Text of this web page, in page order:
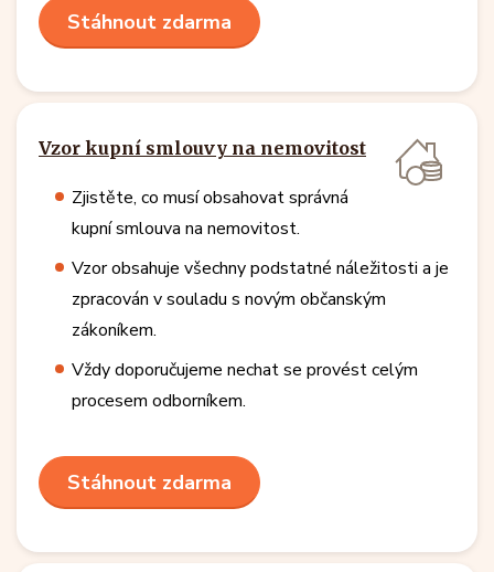
Stáhnout zdarma
Vzor kupní smlouvy na nemovitost
Zjistěte, co musí obsahovat správná
kupní smlouva na nemovitost.
Vzor obsahuje všechny podstatné náležitosti a je
zpracován v souladu s novým občanským
zákoníkem.
Vždy doporučujeme nechat se provést celým
procesem odborníkem.
Stáhnout zdarma